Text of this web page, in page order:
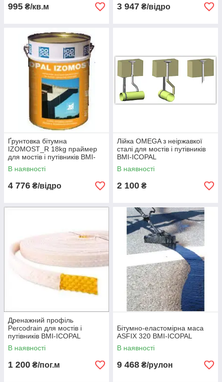
995 ₴/кв.м 3 947 ₴/відро
Ґрунтовка бітумна
IZOMOST_R 18kg праймер
для мостів і путівників BMI-
ICOPAL
В наявності
4 776 ₴/відро
Лійка OMEGA з неіржавкої
сталі для мостів і путівників
BMI-ICOPAL
В наявності
2 100 ₴
Дренажний профіль
Percodrain для мостів і
путівників BMI-ICOPAL
В наявності
1 200 ₴/пог.м
Бітумно-еластомірна маса
ASFIX 320 BMI-ICOPAL
В наявності
9 468 ₴/рулон